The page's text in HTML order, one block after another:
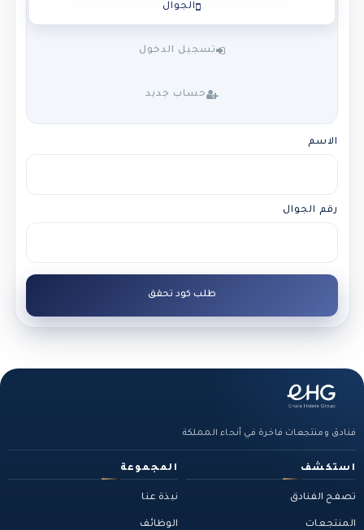
الجوال
تسجيل الدخول
حساب جديد
الاسم
رقم الجوال
طلب كود تحقق
فنادق ومنتجعات فاخرة في أنحاء المملكة
استكشف
تصفح الفنادق
المنتجعات
المجموعة
نبذة عنا
الوظائف